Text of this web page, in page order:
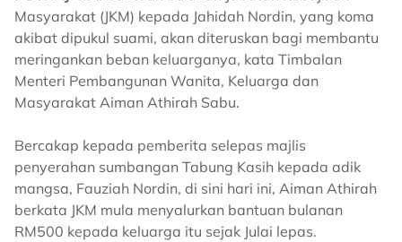
Masyarakat (JKM) kepada Jahidah Nordin, yang koma
akibat dipukul suami, akan diteruskan bagi membantu
meringankan beban keluarganya, kata Timbalan
Menteri Pembangunan Wanita, Keluarga dan
Masyarakat Aiman Athirah Sabu.
Bercakap kepada pemberita selepas majlis
penyerahan sumbangan Tabung Kasih kepada adik
mangsa, Fauziah Nordin, di sini hari ini, Aiman Athirah
berkata JKM mula menyalurkan bantuan bulanan
RM500 kepada keluarga itu sejak Julai lepas.